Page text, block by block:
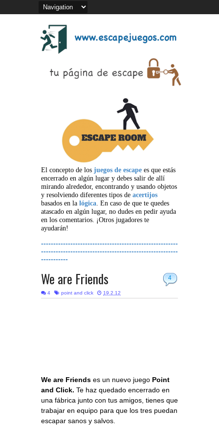
El concepto de los juegos de escape es que estás
encerrado en algún lugar y debes salir de allí
mirando alrededor, encontrando y usando objetos
y resolviendo diferentes tipos de acertijos
basados en la lógica. En caso de que te quedes
atascado en algún lugar, no dudes en pedir ayuda
en los comentarios. ¡Otros jugadores te
ayudarán!
--------------------------------------------------------
--------------------------------------------------------
-----------
4
We are Friends
4 point and click 19.2.12
We are Friends es un nuevo juego Point
and Click. Te haz quedado encerrado en
una fábrica junto con tus amigos, tienes que
trabajar en equipo para que los tres puedan
escapar sanos y salvos.